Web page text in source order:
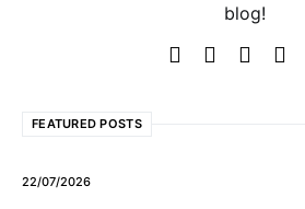
blog!
FEATURED POSTS
22/07/2026